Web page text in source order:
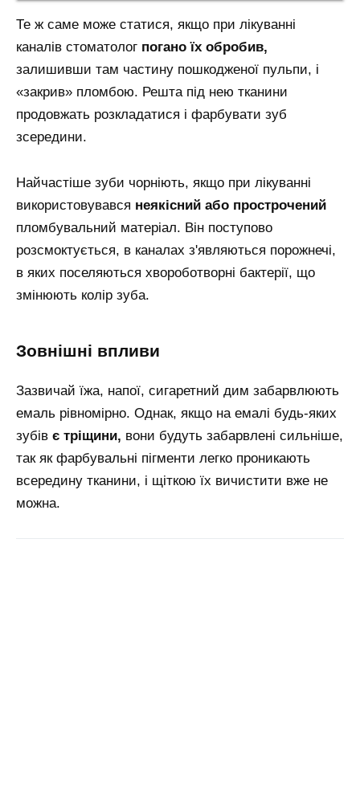
Те ж саме може статися, якщо при лікуванні
каналів стоматолог погано їх обробив,
залишивши там частину пошкодженої пульпи, і
«закрив» пломбою. Решта під нею тканини
продовжать розкладатися і фарбувати зуб
зсередини.
Найчастіше зуби чорніють, якщо при лікуванні
використовувався неякісний або прострочений
пломбувальний матеріал. Він поступово
розсмоктується, в каналах з'являються порожнечі,
в яких поселяються хвороботворні бактерії, що
змінюють колір зуба.
зовнішні впливи
Зазвичай їжа, напої, сигаретний дим забарвлюють
емаль рівномірно. Однак, якщо на емалі будь-яких
зубів є тріщини, вони будуть забарвлені сильніше,
так як фарбувальні пігменти легко проникають
всередину тканини, і щіткою їх вичистити вже не
можна.